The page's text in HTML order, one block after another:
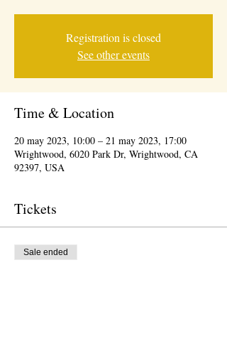
Registration is closed
See other events
Time & Location
20 may 2023, 10:00 – 21 may 2023, 17:00
Wrightwood, 6020 Park Dr, Wrightwood, CA
92397, USA
Tickets
Sale ended